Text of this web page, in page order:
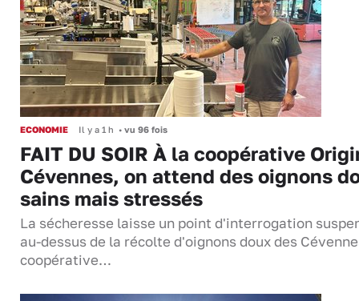
ECONOMIE Il y a 1 h • vu 96 fois
FAIT DU SOIR À la coopérative
Cévennes, on attend des oignons
sains mais stressés
La sécheresse laisse un point d'interrogation
au-dessus de la récolte d'oignons doux des
coopérative…